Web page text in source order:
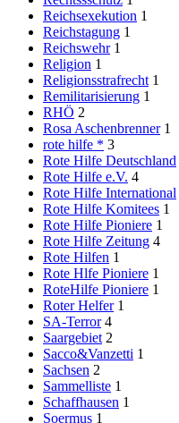
Reichsexekution 1
Reichstagung 1
Reichswehr 1
Religion 1
Religionsstrafrecht 1
Remilitarisierung 1
RHÖ 2
Rosa Aschenbrenner 1
rote hilfe * 3
Rote Hilfe Deutschland
Rote Hilfe e.V. 4
Rote Hilfe International
Rote Hilfe Komitees 1
Rote Hilfe Pioniere 1
Rote Hilfe Zeitung 4
Rote Hilfen 1
Rote Hlfe Pioniere 1
RoteHilfe Pioniere 1
Roter Helfer 1
SA-Terror 4
Saargebiet 2
Sacco&Vanzetti 1
Sachsen 2
Sammelliste 1
Schaffhausen 1
Soermus 1